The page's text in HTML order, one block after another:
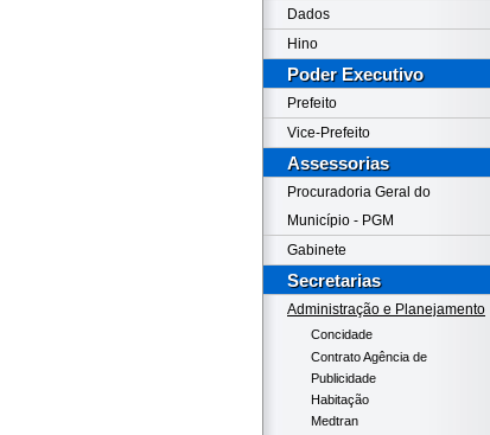
Dados
Hino
Poder Executivo
Prefeito
Vice-Prefeito
Assessorias
Procuradoria Geral do
Município - PGM
Gabinete
Secretarias
Administração e Planejamento
Concidade
Contrato Agência de
Publicidade
Habitação
Medtran